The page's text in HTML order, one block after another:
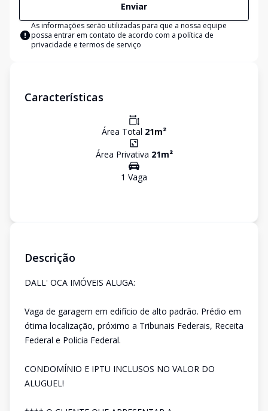
Enviar
As informações serão utilizadas para que a nossa equipe
possa entrar em contato de acordo com a política de
privacidade e termos de serviço
Características
Área Total 21m²
Área Privativa 21m²
1 Vaga
Descrição
DALL' OCA IMÓVEIS ALUGA:
Vaga de garagem em edifício de alto padrão. Prédio em
ótima localização, próximo a Tribunais Federais, Receita
Federal e Policia Federal.
CONDOMÍNIO E IPTU INCLUSOS NO VALOR DO
ALUGUEL!